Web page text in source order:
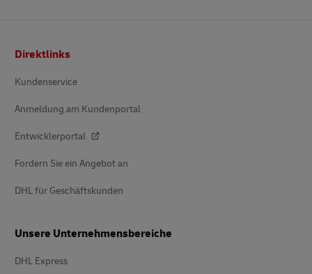
Direktlinks
Kundenservice
Anmeldung am Kundenportal
Entwicklerportal
Fordern Sie ein Angebot an
DHL für Geschäftskunden
Unsere Unternehmensbereiche
DHL Express